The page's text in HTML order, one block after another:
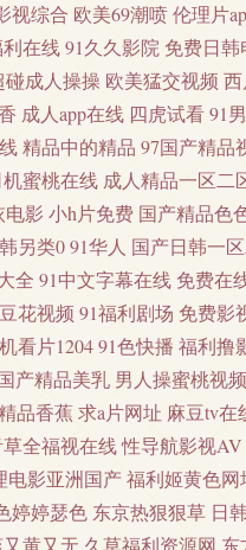
骚碰在线观看 操欧美女孩的穴
日韩精品巨乳无码 伊人肏屄网 91
伦理影院 超碰在线人人操 国产
豆花AV激情网 九一网页版 欧美干
机国产在线 日韩av欧美免费 天天
啪 91豆花影院 97影院亚 精东91
图片 日韩大片免费试看 亚洲日韩
成人 午夜久草 91做爱高清 成人
视综合 欧美69潮喷伦理片
在线91久久影院 免费日韩
碰成人操操 欧美猛交视频
成人app在线 四虎试看91
精品中的精品 97国产精品
蜜桃在线 成人精品一区二
电影 小h片免费 国产精品色
另类091华人 国产日韩一
全 91中文字幕在线 免费在
花视频 91福利剧场 免费影
看片120491色快播 福利撸
产精品美乳 男人操蜜桃视频
品香蕉求a片网址 麻豆tv在
全福视在线性导航影视AV
电影亚洲国产福利姬黄色网
婷婷瑟色 东京热狠狠草 日
黄又无 久草福利资源网 东